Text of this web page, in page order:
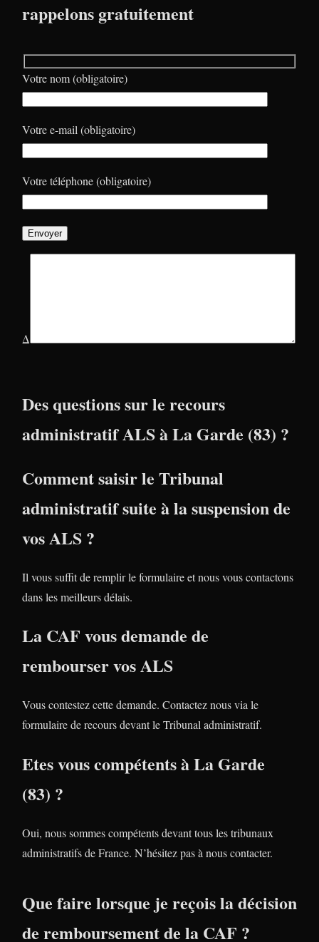
rappelons gratuitement
Votre nom (obligatoire)
Votre e-mail (obligatoire)
Votre téléphone (obligatoire)
Δ
Des questions sur le recours
administratif ALS à La Garde (83) ?
Comment saisir le Tribunal
administratif suite à la suspension de
vos ALS ?
Il vous suffit de remplir le formulaire et nous vous contactons
dans les meilleurs délais.
La CAF vous demande de
rembourser vos ALS
Vous contestez cette demande. Contactez nous via le
formulaire de recours devant le Tribunal administratif.
Etes vous compétents à La Garde
(83) ?
Oui, nous sommes compétents devant tous les tribunaux
administratifs de France. N’hésitez pas à nous contacter.
Que faire lorsque je reçois la décision
de remboursement de la CAF ?